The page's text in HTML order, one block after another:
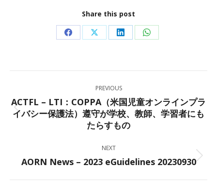
Share this post
Share
Facebook
Share
X
Share
LinkedIn
Share
WhatsApp
navigation
PREVIOUS
Previous
post:
ACTFL – LTI：COPPA（米国児童オンラインプラ
イバシー保護法）遵守が学校、教師、学習者にも
たらすもの
NEXT
Next
AORN News – 2023 eGuidelines 20230930